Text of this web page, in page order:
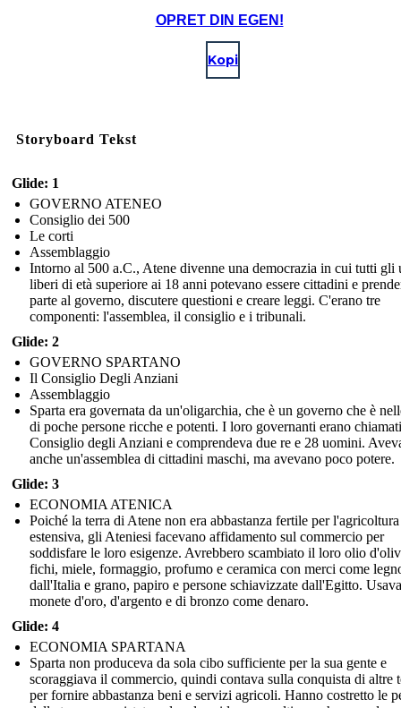
OPRET DIN EGEN!
Kopi
Storyboard Tekst
Glide: 1
GOVERNO ATENEO
Consiglio dei 500
Le corti
Assemblaggio
Intorno al 500 a.C., Atene divenne una democrazia in cui tutti gli
liberi di età superiore ai 18 anni potevano essere cittadini e
parte al governo, discutere questioni e creare leggi. C'erano tre
componenti: l'assemblea, il consiglio e i tribunali.
Glide: 2
GOVERNO SPARTANO
Il Consiglio Degli Anziani
Assemblaggio
Sparta era governata da un'oligarchia, che è un governo che è
di poche persone ricche e potenti. I loro governanti erano
Consiglio degli Anziani e comprendeva due re e 28 uomini.
anche un'assemblea di cittadini maschi, ma avevano poco potere.
Glide: 3
ECONOMIA ATENICA
Poiché la terra di Atene non era abbastanza fertile per l'agricoltura
estensiva, gli Ateniesi facevano affidamento sul commercio per
soddisfare le loro esigenze. Avrebbero scambiato il loro olio
fichi, miele, formaggio, profumo e ceramica con merci come
dall'Italia e grano, papiro e persone schiavizzate dall'Egitto.
monete d'oro, d'argento e di bronzo come denaro.
Glide: 4
ECONOMIA SPARTANA
Sparta non produceva da sola cibo sufficiente per la sua gente e
scoraggiava il commercio, quindi contava sulla conquista di altre
per fornire abbastanza beni e servizi agricoli. Hanno costretto le